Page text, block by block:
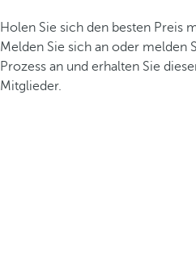
Holen Sie sich den besten Preis
Melden Sie sich an oder melden
Prozess an und erhalten Sie
Mitglieder.